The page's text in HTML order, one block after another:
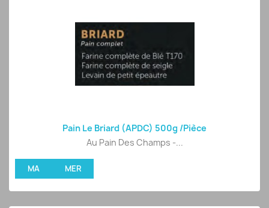
Pain Le Briard (APDC) 500g /pièce
Au Pain Des Champs -...
MA MER